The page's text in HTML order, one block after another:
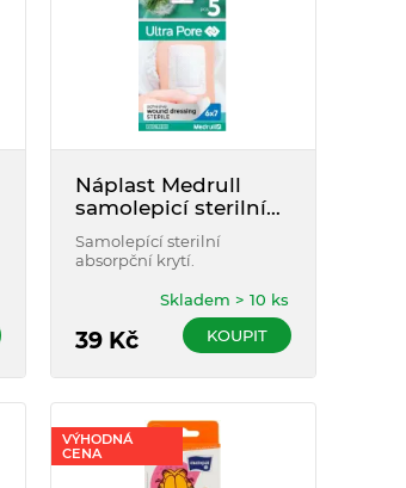
Náplast Medrull
samolepicí sterilní
6x7cm 5ks
Samolepící sterilní
absorpční krytí.
39Kč
Skladem > 10 ks
KOUPIT
VÝHODNÁ
CENA